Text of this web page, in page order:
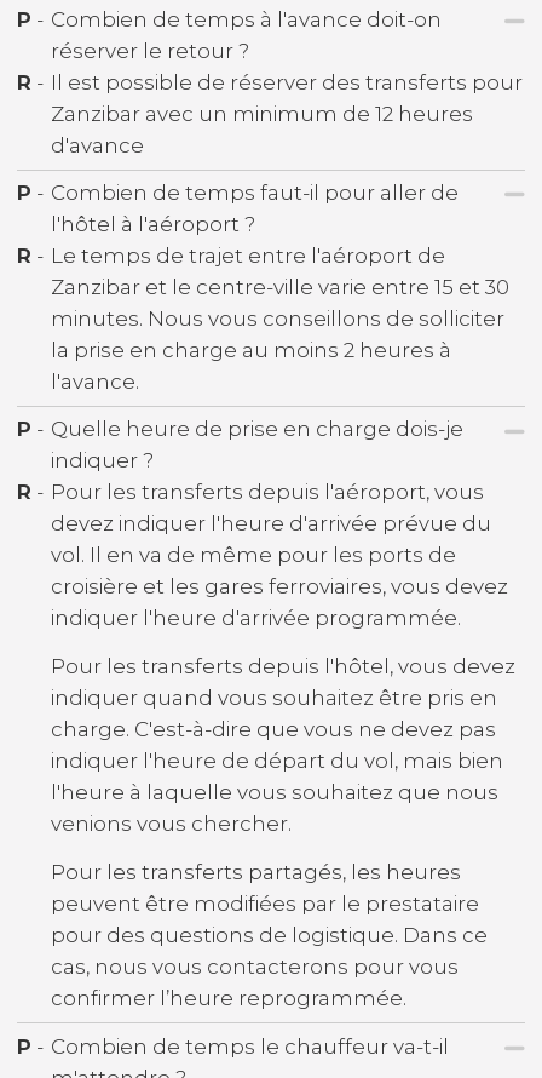
P - Combien de temps à l'avance doit-on
réserver le retour ?
R - Il est possible de réserver des transferts pour
Zanzibar avec un minimum de 12 heures
d'avance
P - Combien de temps faut-il pour aller de
l'hôtel à l'aéroport ?
R - Le temps de trajet entre l'aéroport de
Zanzibar et le centre-ville varie entre 15 et 30
minutes. Nous vous conseillons de solliciter
la prise en charge au moins 2 heures à
l'avance.
P - Quelle heure de prise en charge dois-je
indiquer ?
R - Pour les transferts depuis l'aéroport, vous
devez indiquer l'heure d'arrivée prévue du
vol. Il en va de même pour les ports de
croisière et les gares ferroviaires, vous devez
indiquer l'heure d'arrivée programmée.
Pour les transferts depuis l'hôtel, vous devez
indiquer quand vous souhaitez être pris en
charge. C'est-à-dire que vous ne devez pas
indiquer l'heure de départ du vol, mais bien
l'heure à laquelle vous souhaitez que nous
venions vous chercher.
Pour les transferts partagés, les heures
peuvent être modifiées par le prestataire
pour des questions de logistique. Dans ce
cas, nous vous contacterons pour vous
confirmer l’heure reprogrammée.
P - Combien de temps le chauffeur va-t-il